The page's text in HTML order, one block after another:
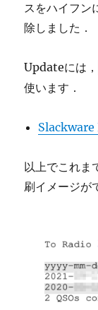
スをハイフン
除しました．
Updateには，
使います．
以上でこれ
刷イメージが